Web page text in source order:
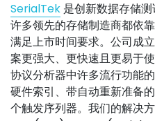
SerialTek 是创新数据存储测
许多领先的存储制造商都依
满足上市时间要求。公司成
案更强大、更快速且更易于
协议分析器中许多流行功能
硬件索引、带自动重新准备
个触发序列器。我们的解决